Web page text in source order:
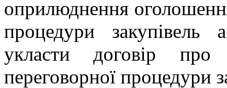
оприлюднення
процедури
укласти договір про
переговорної процедури